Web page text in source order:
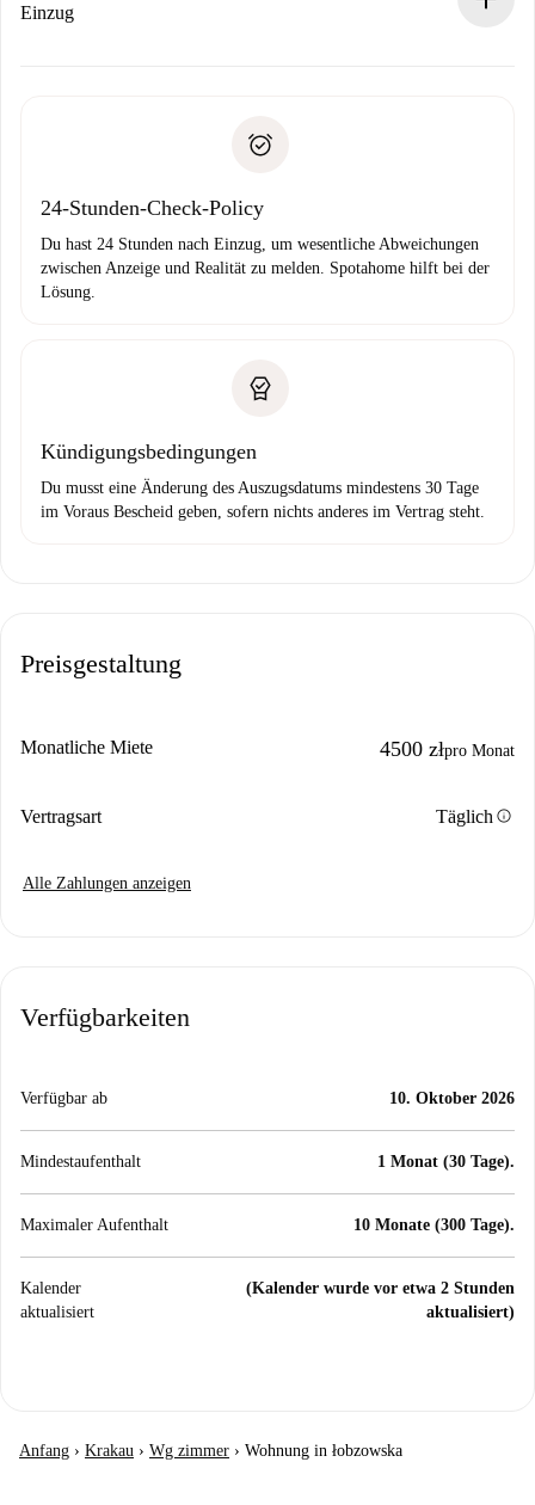
Wenn der Vermieter ablehnen muss, entstehen keine
Einzug
24-Stunden-Check-Policy
Du hast 24 Stunden nach Einzug, um wesentliche Abweichungen
zwischen Anzeige und Realität zu melden. Spotahome hilft bei der
Lösung.
Kündigungsbedingungen
Du musst eine Änderung des Auszugsdatums mindestens 30 Tage
im Voraus Bescheid geben, sofern nichts anderes im Vertrag steht.
Preisgestaltung
Monatliche Miete 4500 złpro Monat
Vertragsart Täglich info
Alle Zahlungen anzeigen
Verfügbarkeiten
Verfügbar ab 10. Oktober 2026
Mindestaufenthalt 1 Monat (30 Tage).
Maximaler Aufenthalt 10 Monate (300 Tage).
Kalender
aktualisiert
(Kalender wurde vor etwa 2 Stunden
aktualisiert)
Anfang › Krakau › Wg zimmer › Wohnung in łobzowska